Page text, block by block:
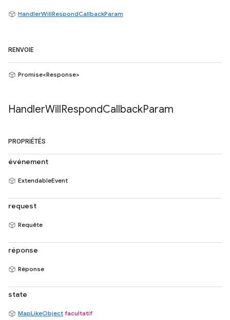
HandlerWillRespondCallbackParam
RENVOIE
Promise<Response>
HandlerWillRespondCallbackParam
PROPRIÉTÉS
événement
ExtendableEvent
request
Requête
réponse
Réponse
state
MapLikeObject facultatif